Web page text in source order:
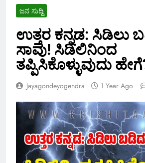
ಜನ ಸುದ್ದಿ
ಉತ್ತರ ಕನ್ನಡ: ಸಿಡಿಲು
ಸಾವು! ಸಿಡಿಲಿನಿಂದ
ತಪ್ಪಿಸಿಕೊಳ್ಳುವುದು
Jayagondeyogendra 1 Year Ago